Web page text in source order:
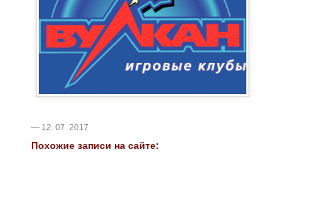
— 12. 07. 2017
Похожие записи на сайте: